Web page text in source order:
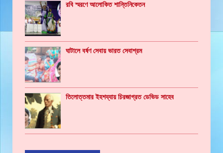
রবি স্মরণে আলোকিত শান্তিনিকেতন
ঘাটালে বর্ষণ সেবায় ভারত সেবাশ্রম
তিলোত্তমার ইহশয্যায় চিরজাগ্রত ডেভিড সাহেব